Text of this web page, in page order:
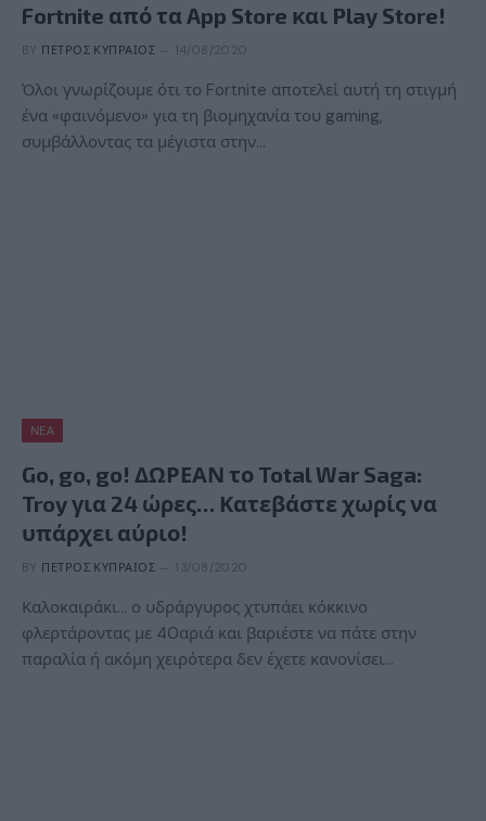
Fortnite από τα App Store και Play Store!
BY ΠΈΤΡΟΣ ΚΥΠΡΑΊΟΣ 14/08/2020
Όλοι γνωρίζουμε ότι το Fortnite αποτελεί αυτή τη στιγμή
ένα «φαινόμενο» για τη βιομηχανία του gaming,
συμβάλλοντας τα μέγιστα στην…
ΝΈΑ
Go, go, go! ΔΩΡΕΑΝ το Total War Saga:
Troy για 24 ώρες… Κατεβάστε χωρίς να
υπάρχει αύριο!
BY ΠΈΤΡΟΣ ΚΥΠΡΑΊΟΣ 13/08/2020
Καλοκαιράκι… ο υδράργυρος χτυπάει κόκκινο
φλερτάροντας με 40αριά και βαριέστε να πάτε στην
παραλία ή ακόμη χειρότερα δεν έχετε κανονίσει…